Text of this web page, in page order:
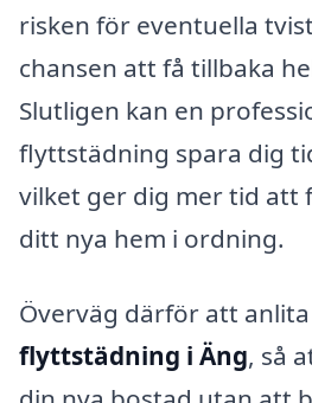
risken för eventuella
chansen att få tillbaka
Slutligen kan en
flyttstädning spara dig
vilket ger dig mer tid att
ditt nya hem i ordning.
Överväg därför att
flyttstädning i Äng, så